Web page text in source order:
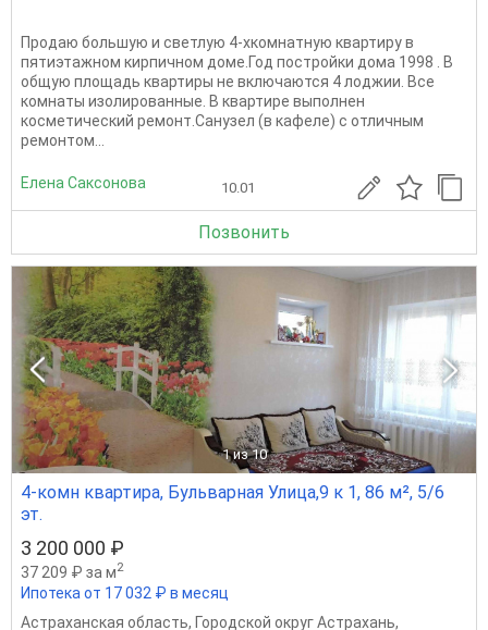
Продаю большую и светлую 4-хкомнатную квартиру в
пятиэтажном кирпичном доме.Год постройки дома 1998 . В
общую площадь квартиры не включаются 4 лоджии. Все
комнаты изолированные. В квартире выполнен
косметический ремонт.Санузел (в кафеле) с отличным
ремонтом...
Елена Саксонова 10.01
Позвонить
1 из 10
4-комн квартира, Бульварная Улица,9 к 1, 86 м², 5/6
эт.
3 200 000 ₽
37 209 ₽ за м2
Ипотека от 17 032 ₽ в месяц
Астраханская область, Городской округ Астрахань,